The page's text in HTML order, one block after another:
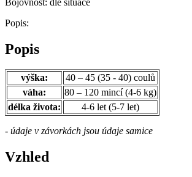
Popis:
Popis
výška:
40 – 45 (35 - 40) coulů
váha:
80 – 120 mincí (4-6 kg)
délka života:
4-6 let (5-7 let)
- údaje v závorkách jsou údaje samice
Vzhled